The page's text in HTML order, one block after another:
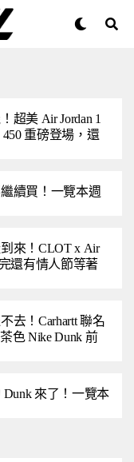
超美 Air Jordan 1
重磅登場，還
續買！一覽本週
來！CLOT x Air
還有情人節等著
去！Carhartt 聯名
色 Nike Dunk 前
來了！一覽本